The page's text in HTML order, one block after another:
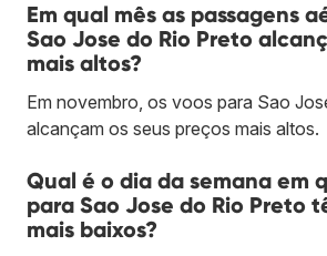
Em qual mês as passagens
Sao Jose do Rio Preto
mais altos?
Em novembro, os voos para Sao
alcançam os seus preços mais altos.
Qual é o dia da semana em
para Sao Jose do Rio Preto
mais baixos?